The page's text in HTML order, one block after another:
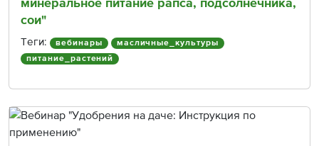
сои"
Теги: вебинары
масличные_культуры
питание_растений